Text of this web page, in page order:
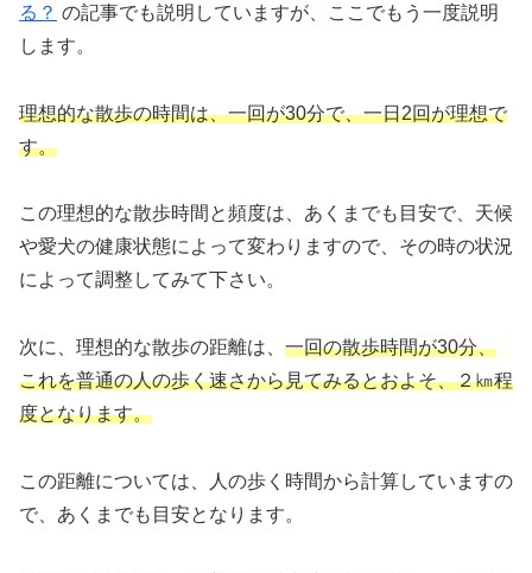
る？ の記事でも説明していますが、ここでもう一度説明
します。
理想的な散歩の時間は、一回が30分で、一日2回が理想で
す。
この理想的な散歩時間と頻度は、あくまでも目安で、天候
や愛犬の健康状態によって変わりますので、その時の状況
によって調整してみて下さい。
次に、理想的な散歩の距離は、 一回の散歩時間が30分、
これを普通の人の歩く速さから見てみるとおよそ、２㎞程
度となります。
この距離については、人の歩く時間から計算していますの
で、あくまでも目安となります。